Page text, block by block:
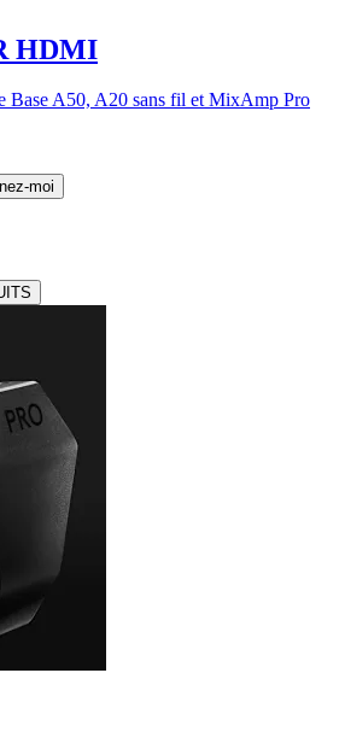
HDMI
Base A50, A20 sans fil et MixAmp Pro
moi